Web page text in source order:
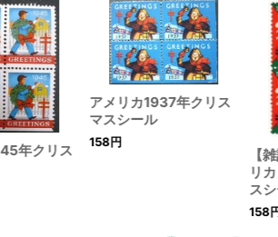
年クリス
アメリカ1937年クリス
マスシール
158円
【
リ
ス
158